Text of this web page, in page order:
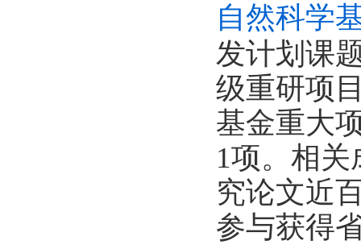
自然科学
发计划 课
级重研项
基金重大
1项。相
究论文近
参与获得